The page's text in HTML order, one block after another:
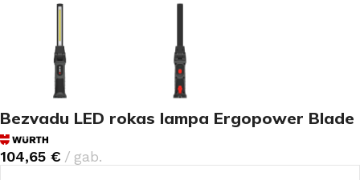
Bezvadu LED rokas lampa Ergopower Blade
104,65 € gab.